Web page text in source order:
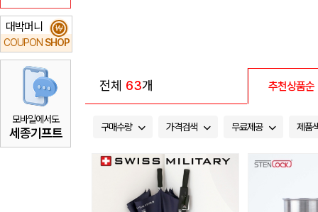
대박머니
COUPON SHOP
₩
모바일에서도
세종기프트
전체 63개 추천상품순
구매수량 가격검색 무료제공 제품